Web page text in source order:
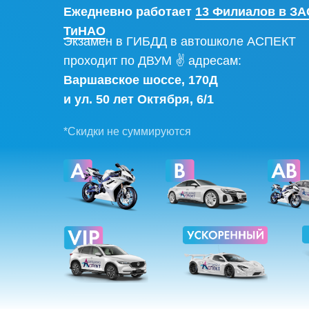
*Скидки не суммируются
Экзамен в ГИБДД в автошколе АСПЕКТ
проходит по ДВУМ ✌ адресам:
Варшавское шоссе, 170Д
и ул. 50 лет Октября, 6/1
Ежедневно работает 13 Филиалов в
ТиНАО